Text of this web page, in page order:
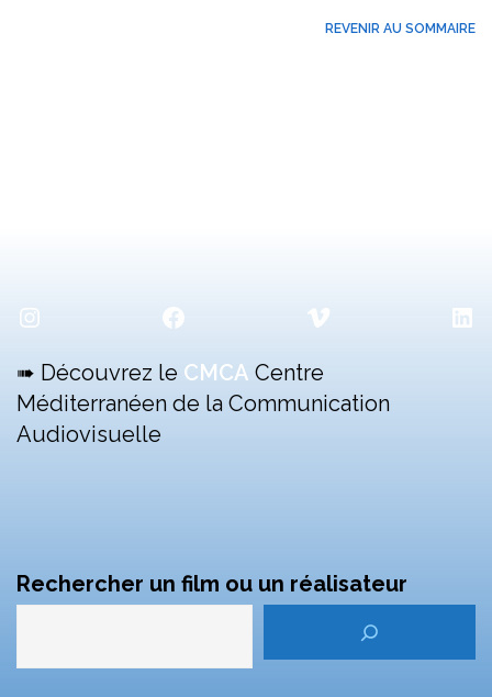
REVENIR AU SOMMAIRE
Instagram Facebook Vimeo
➠ Découvrez le CMCA Centre
Méditerranéen de la Communication
Audiovisuelle
Rechercher un film ou un réalisateur